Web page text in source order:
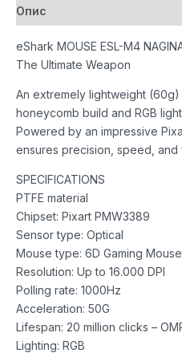
количина
Опис
eShark MOUSE ESL-M4
The Ultimate Weapon
An extremely lightweight (60g)
honeycomb build and RGB
Powered by an impressive
ensures precision, speed, and
SPECIFICATIONS
PTFE material
Chipset: Pixart PMW3389
Sensor type: Optical
Mouse type: 6D Gaming Mouse
Resolution: Up to 16.000 DPI
Polling rate: 1000Hz
Acceleration: 50G
Lifespan: 20 million clicks –
Lighting: RGB